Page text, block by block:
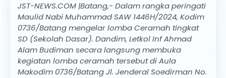
JST-NEWS.COM |Batang,- Dalam rangka peringati
Maulid Nabi Muhammad SAW 1446H/2024, Kodim
0736/Batang mengelar lomba Ceramah tingkat
SD (Sekolah Dasar). Dandim, Letkol Inf Ahmad
Alam Budiman secara langsung membuka
kegiatan lomba ceramah tersebut di Aula
Makodim 0736/Batang Jl. Jenderal Soedirman No.